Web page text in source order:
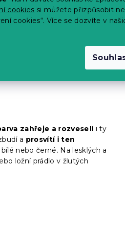
cookies si můžete přizpůsobit
cookies“. Více se dozvíte v
citů a něžnosti není pouze
duše ocení noblesní
vzájemné spojení mezi
zahřeje a rozveselíi ty
a prosvítí i ten
nebo černé. Na lesklých a
ložní prádlo v žlutých